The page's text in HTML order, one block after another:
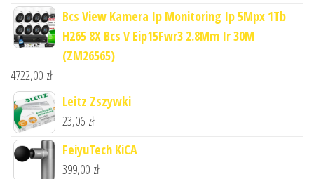
Bcs View Kamera Ip Monitoring Ip 5Mpx 1Tb
H265 8X Bcs V Eip15Fwr3 2.8Mm Ir 30M
(ZM26565)
4722,00 zł
Leitz Zszywki
23,06 zł
FeiyuTech KiCA
399,00 zł